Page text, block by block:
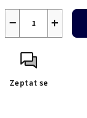
+
−
Zeptat se